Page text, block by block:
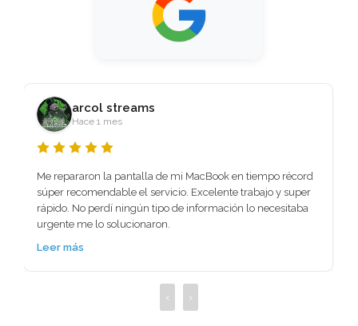
arcol streams
Hace 1 mes
Me repararon la pantalla de mi MacBook en tiempo récord
súper recomendable el servicio. Excelente trabajo y super
rápido. No perdí ningún tipo de información lo necesitaba
urgente me lo solucionaron.
Leer más
‹ ›